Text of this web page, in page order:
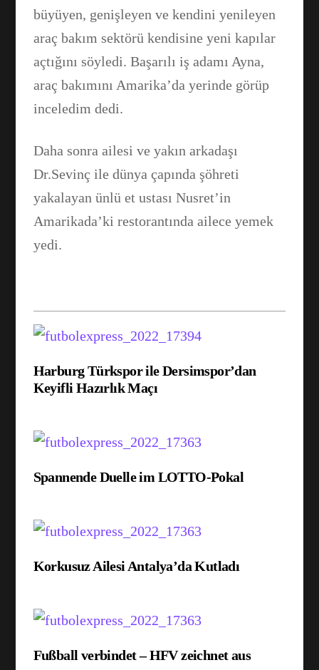
büyüyen, genişleyen ve kendini yenileyen
araç bakım sektörü kendisine yeni kapılar
açtığını söyledi. Başarılı iş adamı Ayna,
araç bakımını Amarika’da yerinde görüp
inceledim dedi.
Daha sonra ailesi ve yakın arkadaşı
Dr.Sevinç ile dünya çapında şöhreti
yakalayan ünlü et ustası Nusret’in
Amarikada’ki restorantında ailece yemek
yedi.
Harburg Türkspor ile Dersimspor’dan
Keyifli Hazırlık Maçı
Spannende Duelle im LOTTO-Pokal
Korkusuz Ailesi Antalya’da Kutladı
Fußball verbindet – HFV zeichnet aus
WhatsApp